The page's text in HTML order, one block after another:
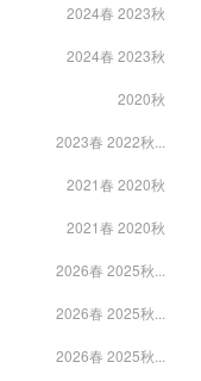
2024春 2023秋
2024春 2023秋
2020秋
2023春 2022秋...
2021春 2020秋
2021春 2020秋
2026春 2025秋...
2026春 2025秋...
2026春 2025秋...